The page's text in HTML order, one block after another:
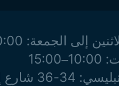
إلى الجمعة: 10:00–18:00
36 شارع إيراكلي